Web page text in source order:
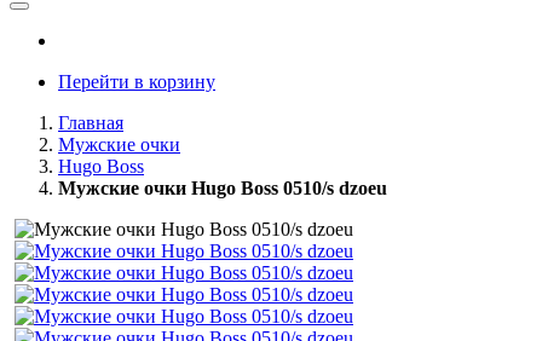
Перейти в корзину
Главная
Мужские очки
Hugo Boss
Мужские очки Hugo Boss 0510/s dzoeu